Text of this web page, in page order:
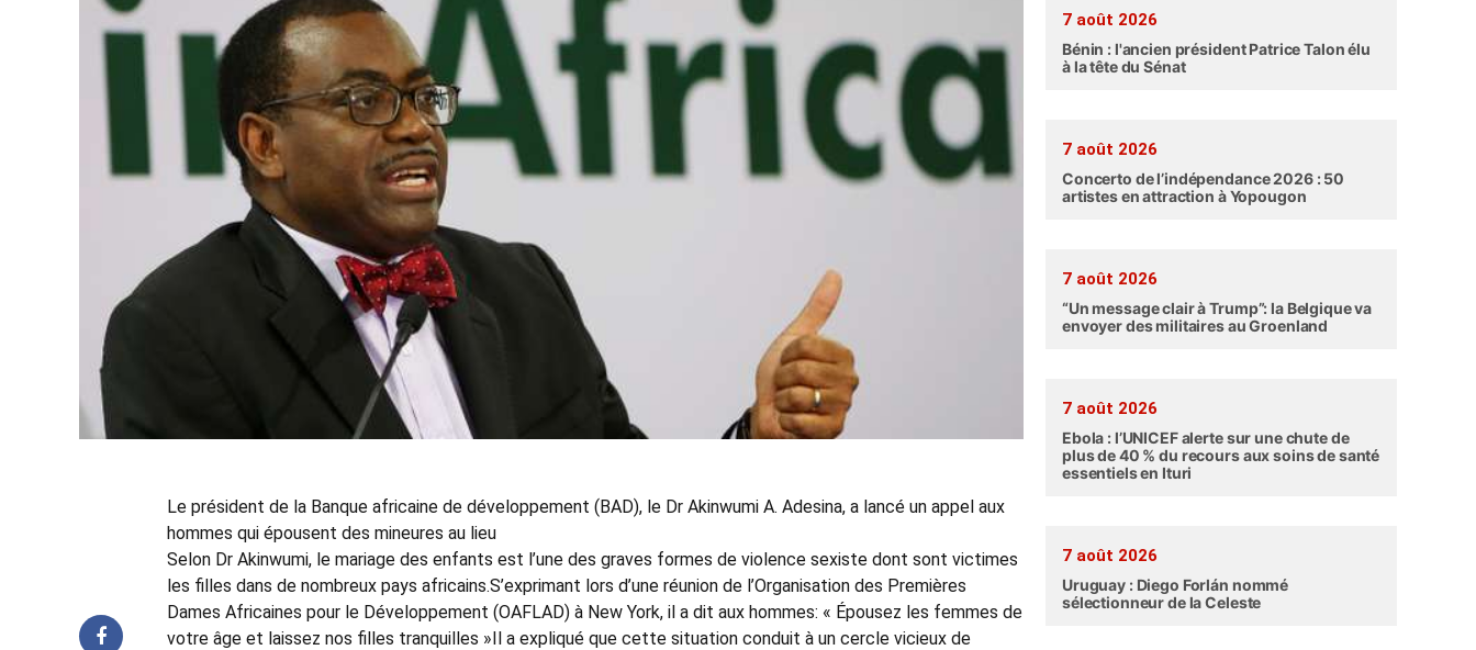
Le président de la Banque africaine de développement (BAD), le Dr Akinwumi A. Adesina, a lancé un appel aux
hommes qui épousent des mineures au lieu
Selon Dr Akinwumi, le mariage des enfants est l’une des graves formes de violence sexiste dont sont victimes
les filles dans de nombreux pays africains.S’exprimant lors d’une réunion de l’Organisation des Premières
Dames Africaines pour le Développement (OAFLAD) à New York, il a dit aux hommes: « Épousez les femmes de
votre âge et laissez nos filles tranquilles »Il a expliqué que cette situation conduit à un cercle vicieux de
7 août 2026
Bénin : l'ancien président Patrice Talon élu
à la tête du Sénat
7 août 2026
Concerto de l’indépendance 2026 : 50
artistes en attraction à Yopougon
7 août 2026
“Un message clair à Trump”: la Belgique va
envoyer des militaires au Groenland
7 août 2026
Ebola : l’UNICEF alerte sur une chute de
plus de 40 % du recours aux soins de santé
essentiels en Ituri
7 août 2026
Uruguay : Diego Forlán nommé
sélectionneur de la Celeste